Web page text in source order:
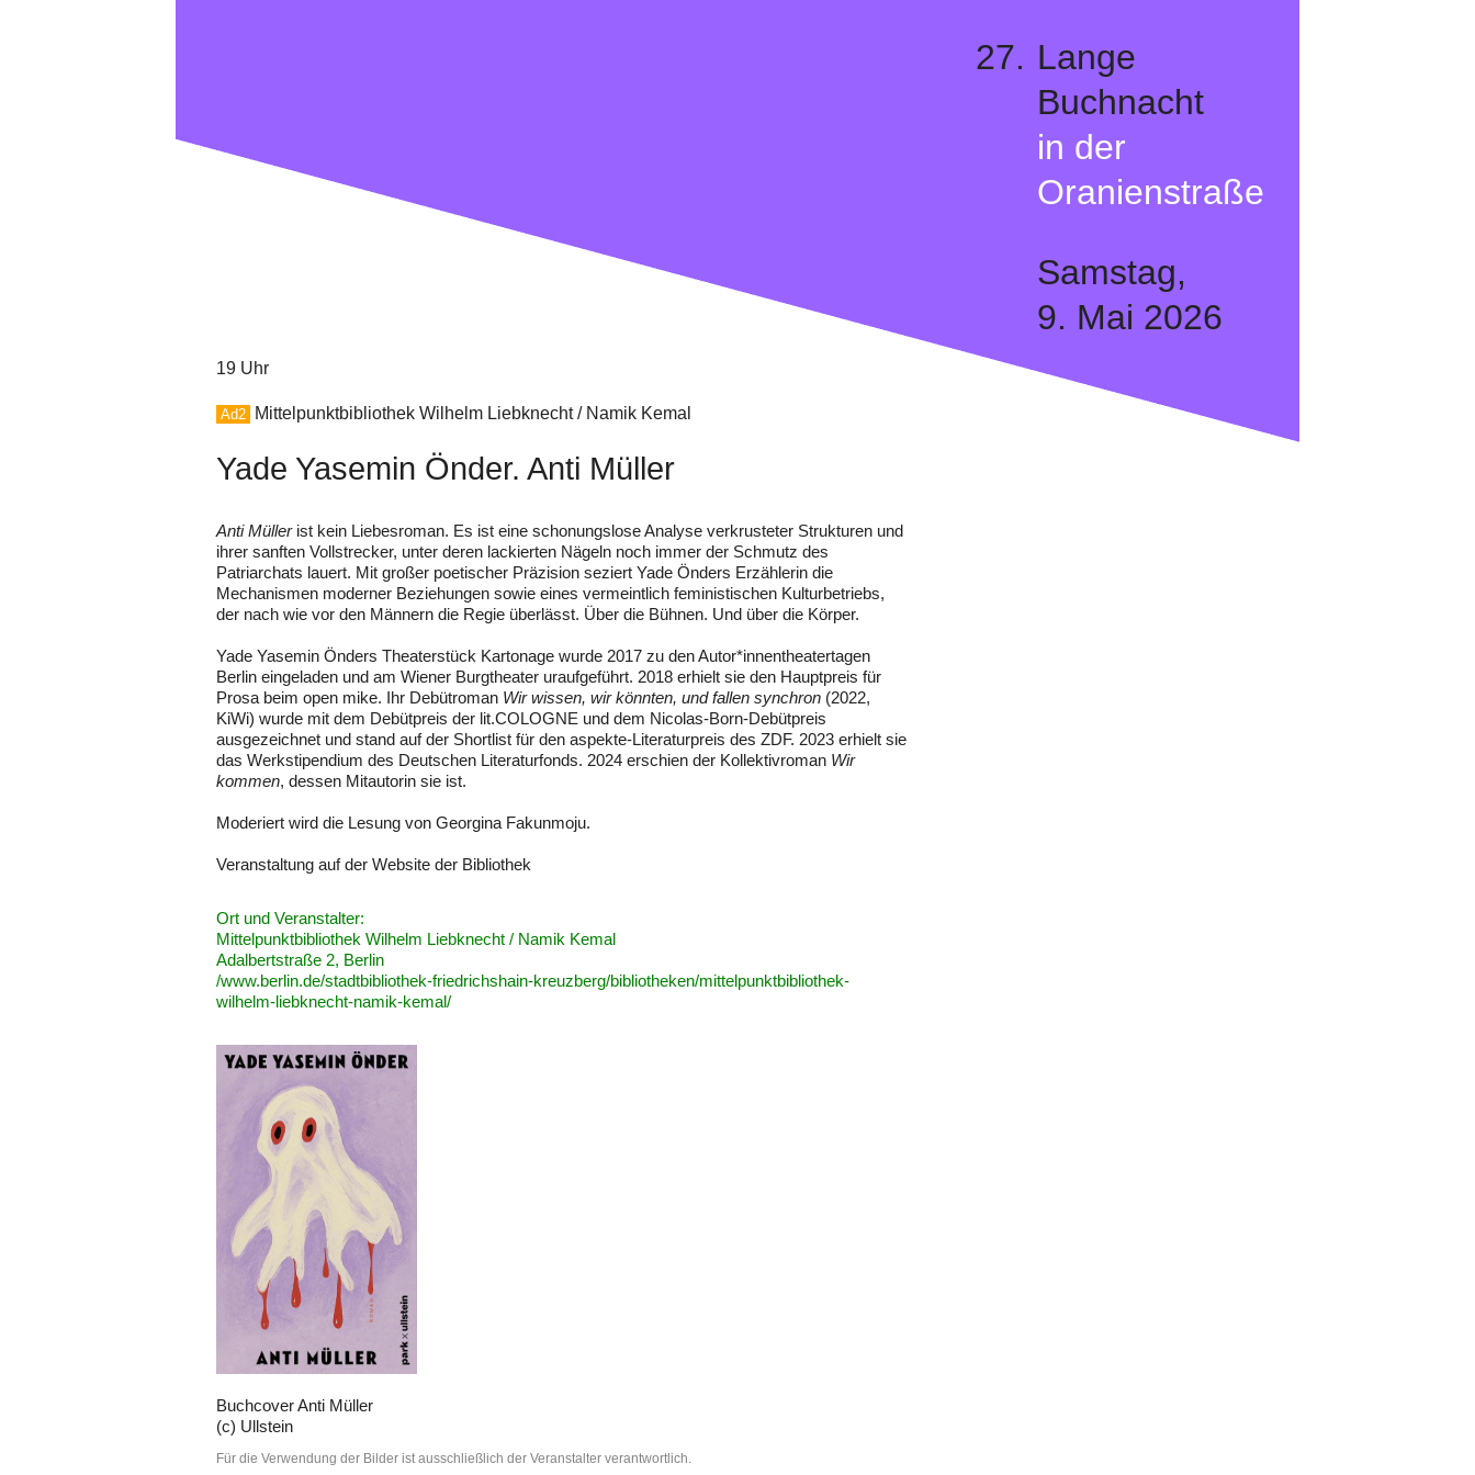
27. Lange
Buchnacht
in der
Oranienstraße
Samstag,
9. Mai 2026
19 Uhr
Ad2 Mittelpunktbibliothek Wilhelm Liebknecht / Namik Kemal
Yade Yasemin Önder. Anti Müller
Anti Müllerist kein Liebesroman. Es ist eine schonungslose Analyse verkrusteter Strukturen und
ihrer sanften Vollstrecker, unter deren lackierten Nägeln noch immer der Schmutz des
Patriarchats lauert. Mit großer poetischer Präzision seziert Yade Önders Erzählerin die
Mechanismen moderner Beziehungen sowie eines vermeintlich feministischen Kulturbetriebs,
der nach wie vor den Männern die Regie überlässt. Über die Bühnen. Und über die Körper.
Yade Yasemin Önders Theaterstück Kartonage wurde 2017 zu den Autor*innentheatertagen
Berlin eingeladen und am Wiener Burgtheater uraufgeführt. 2018 erhielt sie den Hauptpreis für
Prosa beim open mike. Ihr Debütroman Wir wissen, wir könnten, und fallen synchron (2022,
KiWi) wurde mit dem Debütpreis der lit.COLOGNE und dem Nicolas-Born-Debütpreis
ausgezeichnet und stand auf der Shortlist für den aspekte-Literaturpreis des ZDF. 2023 erhielt sie
das Werkstipendium des Deutschen Literaturfonds. 2024 erschien der Kollektivroman Wir
kommen, dessen Mitautorin sie ist.
Moderiert wird die Lesung von Georgina Fakunmoju.
Veranstaltung auf der Website der Bibliothek
Ort und Veranstalter:
Mittelpunktbibliothek Wilhelm Liebknecht / Namik Kemal
Adalbertstraße 2, Berlin
/www.berlin.de/stadtbibliothek-friedrichshain-kreuzberg/bibliotheken/mittelpunktbibliothek-
wilhelm-liebknecht-namik-kemal/
Für die Verwendung der Bilder ist ausschließlich der Veranstalter verantwortlich.
Buchcover Anti Müller
(c) Ullstein